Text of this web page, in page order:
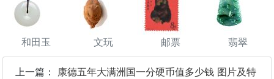
和田玉 文玩 邮票 翡翠
上一篇： 康德五年大满洲国一分硬币值多少钱 图片及特